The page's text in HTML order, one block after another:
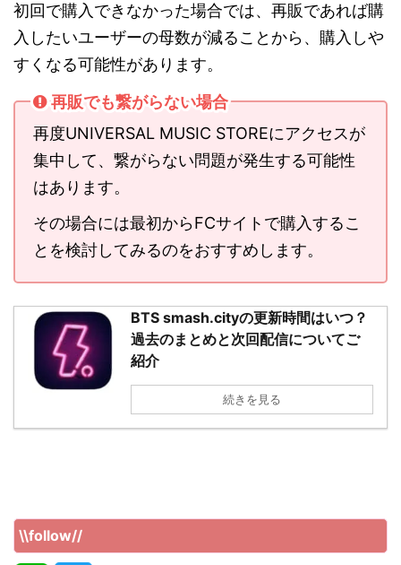
初回で購入できなかった場合では、再販であれば購
入したいユーザーの母数が減ることから、購入しや
すくなる可能性があります。
再販でも繋がらない場合
再度UNIVERSAL MUSIC STOREにアクセスが
集中して、繋がらない問題が発生する可能性
はあります。
その場合には最初からFCサイトで購入するこ
とを検討してみるのをおすすめします。
BTS smash.cityの更新時間はいつ？
過去のまとめと次回配信についてご
紹介
続きを見る
\\follow//